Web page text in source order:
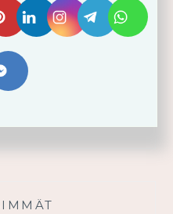
BLOGIINI!